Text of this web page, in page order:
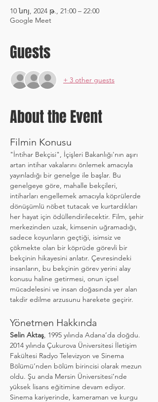
10 նոյ, 2024 թ., 21:00 – 22:00
Google Meet
Guests
+ 3 other guests
About the Event
Filmin Konusu
"İntihar Bekçisi", İçişleri Bakanlığı'nın aşırı
artan intihar vakalarını önlemek amacıyla
yayınladığı bir genelge ile başlar. Bu
genelgeye göre, mahalle bekçileri,
intiharları engellemek amacıyla köprülerde
dönüşümlü nöbet tutacak ve kurtardıkları
her hayat için ödüllendirilecektir. Film, şehir
merkezinden uzak, kimsenin uğramadığı,
sadece koyunların geçtiği, isimsiz ve
çökmekte olan bir köprüde görevli bir
bekçinin hikayesini anlatır. Çevresindeki
insanların, bu bekçinin görev yerini alay
konusu haline getirmesi, onun içsel
mücadelesini ve insan doğasında yer alan
takdir edilme arzusunu harekete geçirir.
Yönetmen Hakkında
Selin Aktaş, 1995 yılında Adana’da doğdu.
2014 yılında Çukurova Üniversitesi İletişim
Fakültesi Radyo Televizyon ve Sinema
Bölümü’nden bölüm birincisi olarak mezun
oldu. Şu anda Mersin Üniversitesi’nde
yüksek lisans eğitimine devam ediyor.
Sinema kariyerinde, kameraman ve kurgu